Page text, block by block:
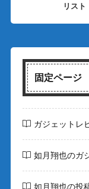
リスト
固定ページ
ガジェットレ
如月翔也のガ
如月翔也の投